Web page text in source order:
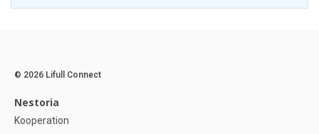
© 2026 Lifull Connect
Nestoria
Kooperation